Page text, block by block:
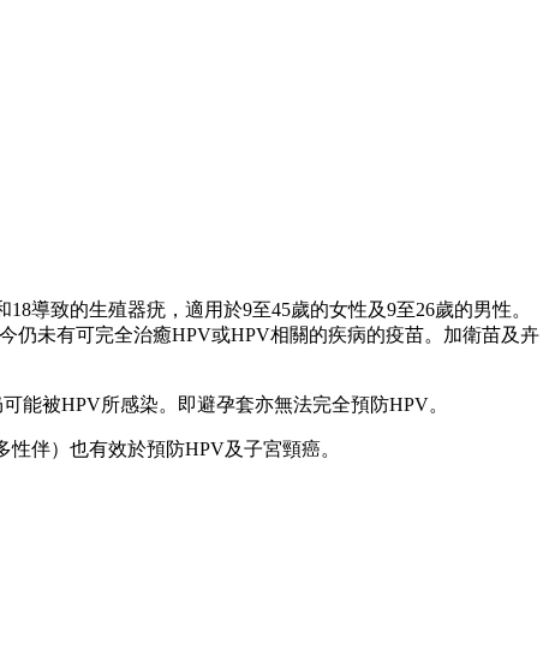
導致的生殖器疣，適用於9至45歲的女性及9至26歲的男性。
仍未有可完全治癒HPV或HPV相關的疾病的疫苗。加衛苗及卉
能被HPV所感染。即避孕套亦無法完全預防HPV。
伴）也有效於預防HPV及子宮頸癌。